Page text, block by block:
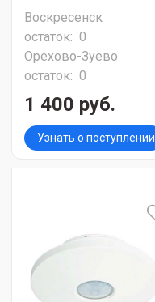
Воскресенск
остаток: 0
Орехово-Зуево
остаток: 0
1 400 руб.
Узнать о поступлении